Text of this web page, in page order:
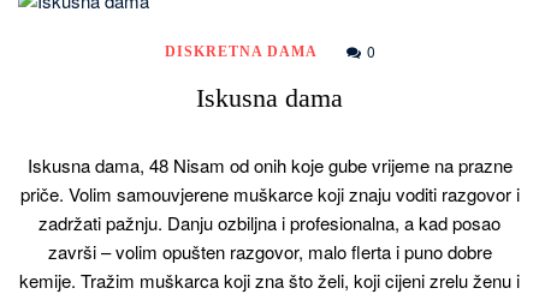
DISKRETNA DAMA 0
Iskusna dama
Iskusna dama, 48 Nisam od onih koje gube vrijeme na prazne
priče. Volim samouvjerene muškarce koji znaju voditi razgovor i
zadržati pažnju. Danju ozbiljna i profesionalna, a kad posao
završi – volim opušten razgovor, malo flerta i puno dobre
kemije. Tražim muškarca koji zna što želi, koji cijeni zrelu ženu i